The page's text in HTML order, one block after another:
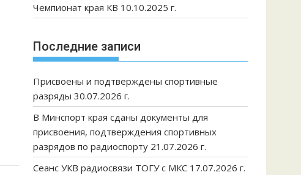
Чемпионат края КВ 10.10.2025 г.
Последние записи
Присвоены и подтверждены спортивные
разряды 30.07.2026 г.
В Минспорт края сданы документы для
присвоения, подтверждения спортивных
разрядов по радиоспорту 21.07.2026 г.
Сеанс УКВ радиосвязи ТОГУ с МКС 17.07.2026 г.